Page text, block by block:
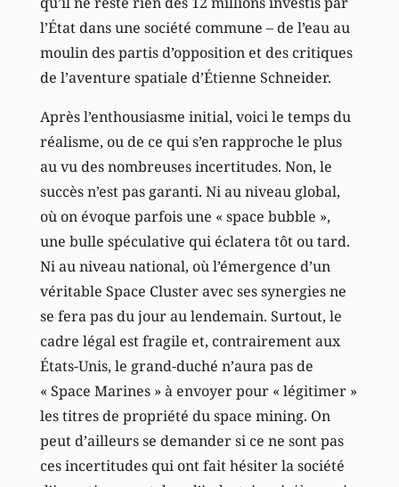
l’État dans une société commune – de l’eau au
moulin des partis d’opposition et des critiques
de l’aventure spatiale d’Étienne Schneider.
Après l’enthousiasme initial, voici le temps du
réalisme, ou de ce qui s’en rapproche le plus
au vu des nombreuses incertitudes. Non, le
succès n’est pas garanti. Ni au niveau global,
où on évoque parfois une « space bubble »,
une bulle spéculative qui éclatera tôt ou tard.
Ni au niveau national, où l’émergence d’un
véritable Space Cluster avec ses synergies ne
se fera pas du jour au lendemain. Surtout, le
cadre légal est fragile et, contrairement aux
États-Unis, le grand-duché n’aura pas de
« Space Marines » à envoyer pour « légitimer »
les titres de propriété du space mining. On
peut d’ailleurs se demander si ce ne sont pas
ces incertitudes qui ont fait hésiter la société